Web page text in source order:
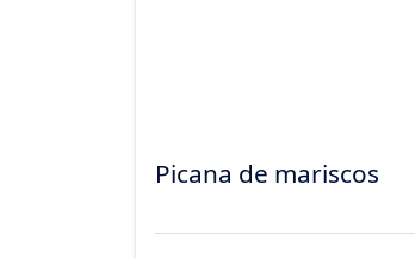
Picana de mariscos